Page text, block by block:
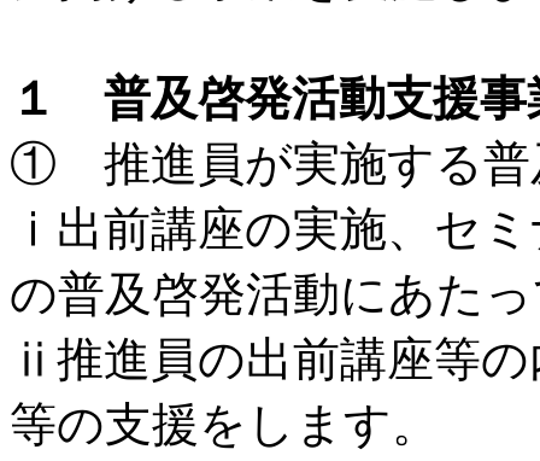
１ 普及啓発活動支援事
① 推進員が実施する普
ⅰ出前講座の実施、セ
の普及啓発活動にあた
ⅱ推進員の出前講座等
等の支援をします。